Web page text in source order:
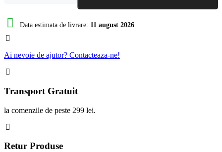
Kukirin
G2
Max
Data estimata de livrare: 11 august 2026
Ai nevoie de ajutor? Contacteaza-ne!
Transport Gratuit
la comenzile de peste 299 lei.
Retur Produse